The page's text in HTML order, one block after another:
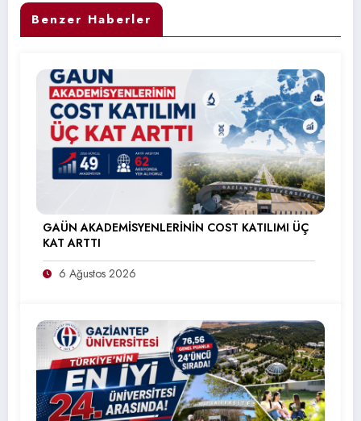
Benzer Haberler
GAÜN AKADEMİSYENLERİNİN COST KATILIMI ÜÇ
KAT ARTTI
6 Ağustos 2026